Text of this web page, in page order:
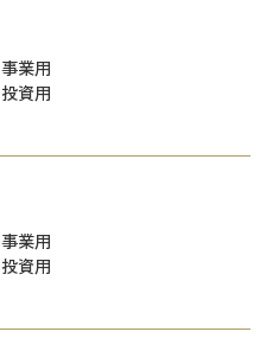
事業用
投資用
事業用
投資用